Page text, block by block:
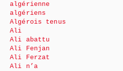
algérienne
algériens
Algérois tenus
Ali
Ali abattu
Ali Fenjan
Ali Ferzat
Ali n’a